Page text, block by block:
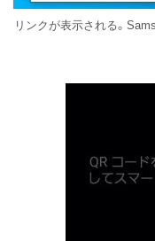
リンクが表示される。